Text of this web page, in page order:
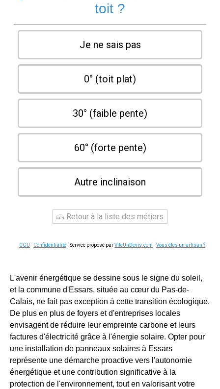
toit ?
Je ne sais pas
0° (toit plat)
30° (faible pente)
60° (forte pente)
Autre inclinaison
Retour à la liste des métiers
CGU - Confidentialité- Service proposé parViteUnDevis.com -Vous êtes un artisan ?
L'avenir énergétique se dessine sous le signe du soleil,
et la commune d'Essars, située au cœur du Pas-de-
Calais, ne fait pas exception à cette transition écologique.
De plus en plus de foyers et d'entreprises locales
envisagent de réduire leur empreinte carbone et leurs
factures d'électricité grâce à l'énergie solaire. Opter pour
une installation de panneaux solaires à Essars
représente une démarche proactive vers l'autonomie
énergétique et une contribution significative à la
protection de l'environnement, tout en valorisant votre